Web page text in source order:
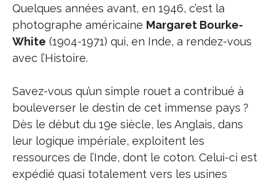
Quelques années avant, en 1946, c’est la
photographe américaine Margaret Bourke-
White (1904-1971) qui, en Inde, a rendez-vous
avec l’Histoire.
Savez-vous qu’un simple rouet a contribué à
bouleverser le destin de cet immense pays ?
Dès le début du 19e siècle, les Anglais, dans
leur logique impériale, exploitent les
ressources de l’Inde, dont le coton. Celui-ci est
expédié quasi totalement vers les usines